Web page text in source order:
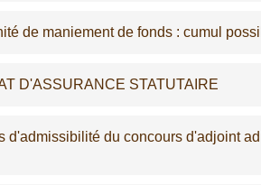
de maniement de fonds : cumul
D'ASSURANCE STATUTAIRE
d'admissibilité du concours d'adjoint